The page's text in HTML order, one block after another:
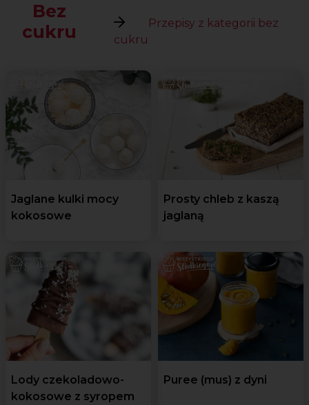
Bez
cukru
Przepisy z kategorii bez
cukru
Jaglane kulki mocy
kokosowe
Prosty chleb z kaszą
jaglaną
Lody czekoladowo-
kokosowe z syropem
Puree (mus) z dyni